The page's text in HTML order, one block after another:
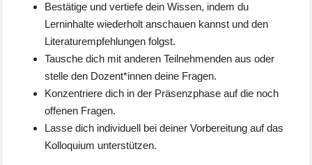
Bestätige und vertiefe dein Wissen, indem du
Lerninhalte wiederholt anschauen kannst und den
Literaturempfehlungen folgst.
Tausche dich mit anderen Teilnehmenden aus oder
stelle den Dozent*innen deine Fragen.
Konzentriere dich in der Präsenzphase auf die noch
offenen Fragen.
Lasse dich individuell bei deiner Vorbereitung auf das
Kolloquium unterstützen.